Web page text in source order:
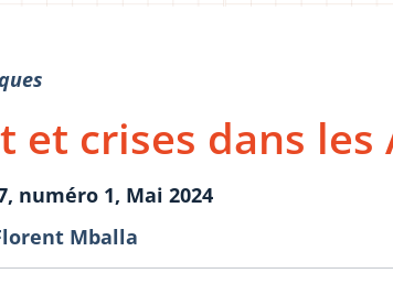
et crises dans les
numéro 1, Mai 2024
Mballa